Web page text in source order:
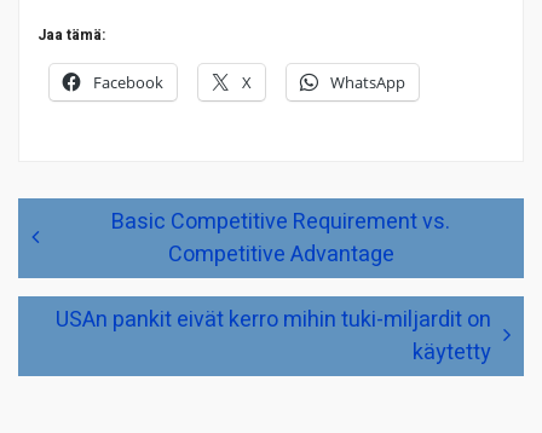
Jaa tämä:
Facebook X WhatsApp
selaus
Basic Competitive Requirement vs.
Competitive Advantage
USAn pankit eivät kerro mihin tuki-miljardit on
käytetty